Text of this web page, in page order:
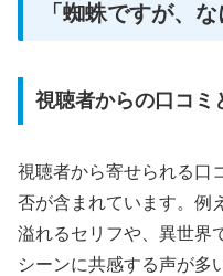
「蜘蛛ですが、
視聴者からの口コミ
視聴者から寄せられる口
否が含まれています。例
溢れるセリフや、異世界
シーンに共感する声が多